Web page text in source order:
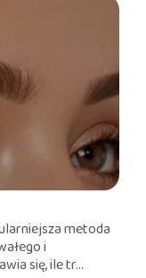
metoda
i
się, ile tr...